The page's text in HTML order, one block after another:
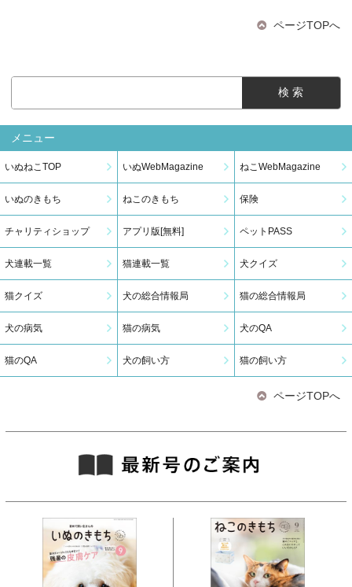
ページTOPへ
メニュー
いぬねこTOP いぬWebMagazine ねこWebMagazine
いぬのきもち ねこのきもち 保険
チャリティショップ アプリ版[無料] ペットPASS
犬連載一覧 猫連載一覧 犬クイズ
猫クイズ 犬の総合情報局 猫の総合情報局
犬の病気 猫の病気 犬のQA
猫のQA 犬の飼い方 猫の飼い方
ページTOPへ